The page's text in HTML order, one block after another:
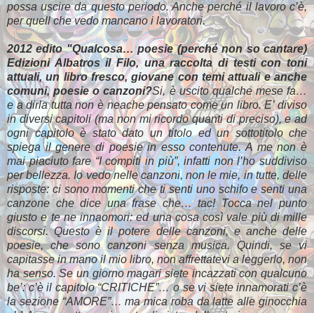
possa uscire da questo periodo. Anche perché il lavoro c’è,
per quell che vedo mancano i lavoratori.
2012 edito "Qualcosa… poesie (perché non so cantare)
Edizioni Albatros il Filo, una raccolta di testi con toni
attuali, un libro fresco, giovane con temi attuali e anche
comuni, poesie o canzoni?Si, è uscito qualche mese fa…
e a dirla tutta non è neache pensato come un libro. E’ diviso
in diversi capitoli (ma non mi ricordo quanti di preciso), e ad
ogni capitolo è stato dato un titolo ed un sottotitolo che
spiega il genere di poesie in esso contenute. A me non è
mai piaciuto fare “I compiti in più”, infatti non l’ho suddiviso
per bellezza. Io vedo nelle canzoni, non le mie, in tutte, delle
risposte: ci sono momenti che ti senti uno schifo e senti una
canzone che dice una frase che… tac! Tocca nel punto
giusto e te ne innaomori: ed una cosa così vale più di mille
discorsi. Questo è il potere delle canzoni, e anche delle
poesie, che sono canzoni senza musica. Quindi, se vi
capitasse in mano il mio libro, non affrettatevi a leggerlo, non
ha senso. Se un giorno magari siete incazzati con qualcuno
be’: c’è il capitolo “CRITICHE”… o se vi siete innamorati c’è
la sezione “AMORE”… ma mica roba da latte alle ginocchia